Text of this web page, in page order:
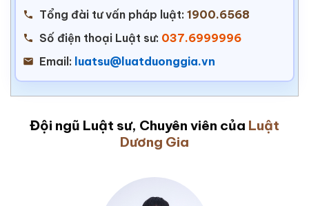
Tổng đài tư vấn pháp luật: 1900.6568
Số điện thoại Luật sư: 037.6999996
Email: luatsu@luatduonggia.vn
Đội ngũ Luật sư, Chuyên viên của Luật
Dương Gia